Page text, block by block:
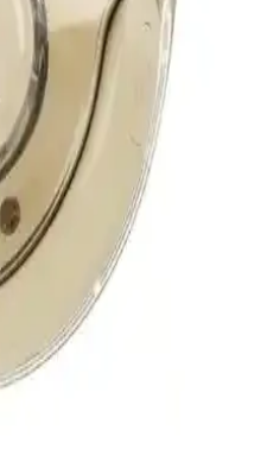
Özellikler ve
Güncel Bir
engelleme ve uzun pil ömrü
ve sürekli gelişen
çekiyor.
Modeller Hakkında
orijinalliği ve güncel
ve kullanıcı deneyimleri
Anda: Güncel